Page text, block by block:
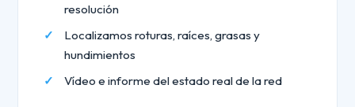
resolución
Localizamos roturas, raíces, grasas y
hundimientos
Vídeo e informe del estado real de la red